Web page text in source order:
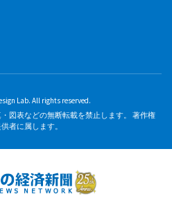
Lab. All rights reserved.
図表などの無断転載を禁止します。 著作権
者に属します。